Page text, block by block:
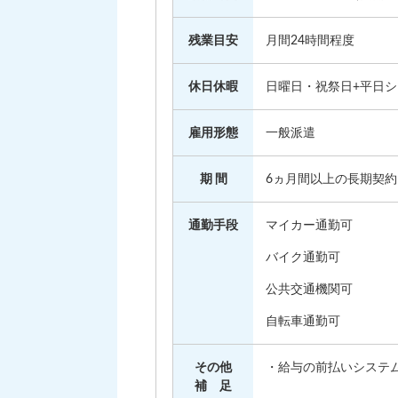
残業目安 月間24時間程度
休日休暇 日曜日・祝祭日+平日
雇用形態 一般派遣
期 間 6ヵ月間以上の長期契約
通勤手段 マイカー通勤可
バイク通勤可
公共交通機関可
自転車通勤可
その他
補 足
・給与の前払いシステ